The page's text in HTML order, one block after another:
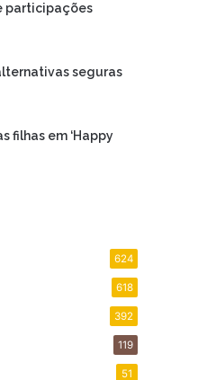
participações
seguras
filhas em ‘Happy
624
618
392
119
51